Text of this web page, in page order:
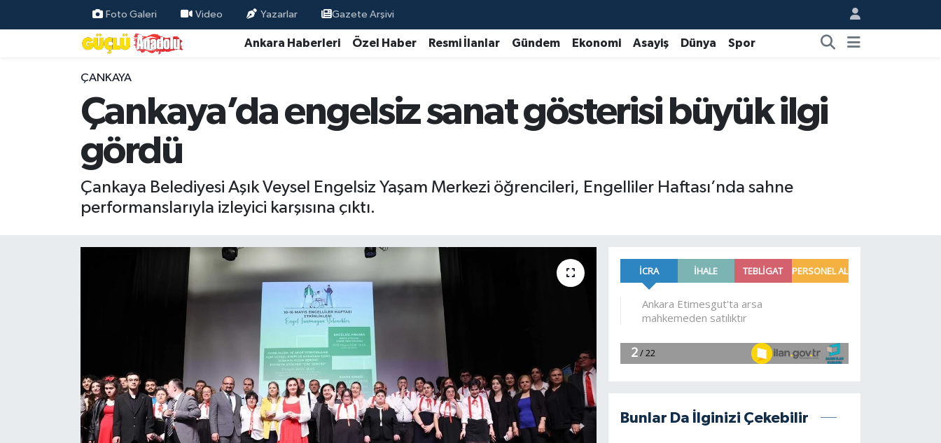
Foto Galeri Video Yazarlar Gazete Arşivi
Ankara Haberleri Özel Haber Resmi İlanlar Gündem Ekonomi Asayiş Dünya Spor
ÇANKAYA
Çankaya’da engelsiz sanat gösterisi büyük ilgi
gördü
Çankaya Belediyesi Aşık Veysel Engelsiz Yaşam Merkezi öğrencileri, Engelliler Haftası’nda sahne
performanslarıyla izleyici karşısına çıktı.
Bunlar Da İlginizi Çekebilir
Özel Haber
Resmi İlanlar
Ekonomi
Gündem
Burç Yorumları